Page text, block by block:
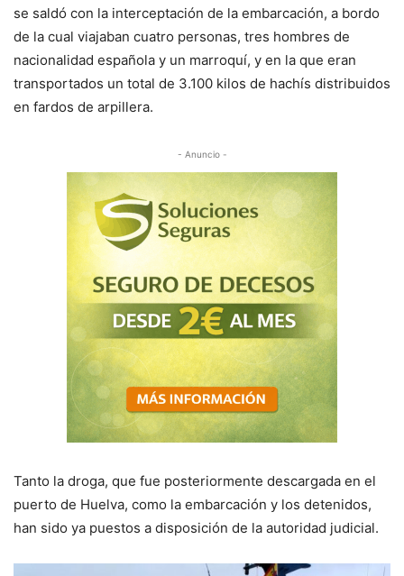
se saldó con la interceptación de la embarcación, a bordo
de la cual viajaban cuatro personas, tres hombres de
nacionalidad española y un marroquí, y en la que eran
transportados un total de 3.100 kilos de hachís distribuidos
en fardos de arpillera.
- Anuncio -
Tanto la droga, que fue posteriormente descargada en el
puerto de Huelva, como la embarcación y los detenidos,
han sido ya puestos a disposición de la autoridad judicial.